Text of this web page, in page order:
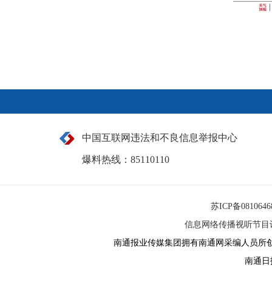
中国互联网违法和不良信息举报中心
爆料热线：85110110
苏ICP备
信息网络传播视听节目
南通报业传媒集团拥有南通网采编人员所
南通日